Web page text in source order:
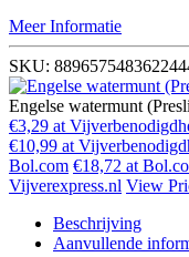
Meer Informatie
SKU:
Engelse watermunt
€3,29 at
€10,99 at
Bol.com €18,72 at
Vijverexpress.nl View
Beschrijving
Aanvullende